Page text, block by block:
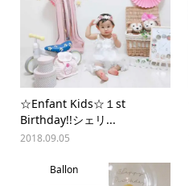
☆Enfant Kids☆１st
Birthday!!シェリ...
2018.09.05
Ballon